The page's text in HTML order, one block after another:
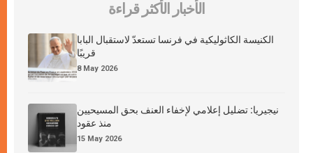
الأخبار الأكثر قراءة
الكنيسة الكاثوليكية في فرنسا تستعدّ لاستقبال البابا
قريبًا
8 May 2026
نيجيريا: تضليل إعلامي لإخفاء العنف بحق المسيحيين
منذ عقود
15 May 2026